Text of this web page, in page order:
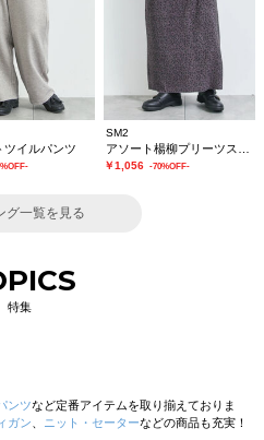
ツイルパンツ
SM2
￥1,056 -70%OFF-
グ一覧を見る
特集
ンツなど定番アイテムを取り揃えておりま
ガン ニット・セーターなどの商品も充実！